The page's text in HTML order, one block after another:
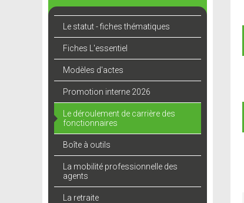
Le statut - fiches thématiques
Fiches L'essentiel
Modèles d'actes
Promotion interne 2026
Le déroulement de carrière des
fonctionnaires
Boîte à outils
La mobilité professionnelle des
agents
La retraite